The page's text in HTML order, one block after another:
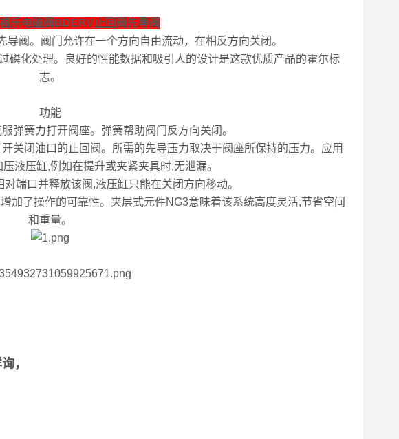
乐电磁阀BDERV止回阀先导阀
阀。阀门允许在一个方向自由流动，在相反方向关闭。
磷化处理。良好的性能数据和吸引人的设计是这款优质产品的霍尔标
志。
功能
弹簧力打开阀座。弹簧帮助阀门反方向关闭。
关闭油口的止回阀。所需的先导压力取决于阀座所保持的压力。应用
液压缸,例如在提升或夹紧夹具时,无泄漏。
端口并释放该阀,液压缸只能在关闭方向移动。
加了操作的可靠性。夹层式元件NG3意味着该系统高度灵活,节省空间
和重量。
，